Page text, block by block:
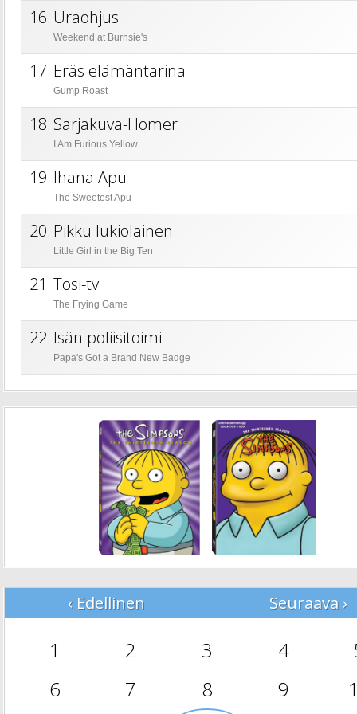
16. Uraohjus
Weekend at Burnsie's
17. Eräs elämäntarina
Gump Roast
18. Sarjakuva-Homer
I Am Furious Yellow
19. Ihana Apu
The Sweetest Apu
20. Pikku lukiolainen
Little Girl in the Big Ten
21.Tosi-tv
The Frying Game
22. Isän poliisitoimi
Papa's Got a Brand New Badge
‹ Edellinen Seuraava ›
1 2 3 4
6
7 8 9